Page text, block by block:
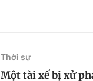
Thời sự
Một tài xế bị xử